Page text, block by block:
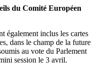
du Comité Européen
également inclus les cartes
dans le champ de la future
au vote du Parlement
session le 3 avril.